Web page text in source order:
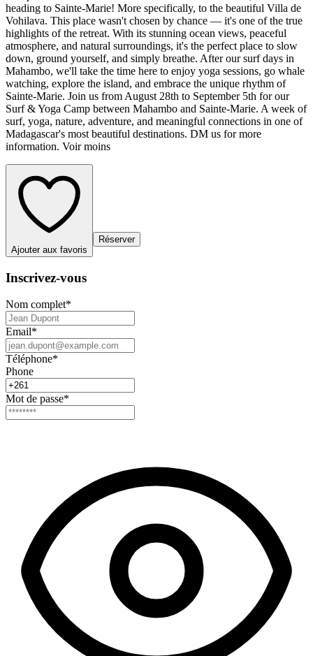
heading to Sainte-Marie! More specifically, to the beautiful Villa de
Vohilava. This place wasn't chosen by chance — it's one of the true
highlights of the retreat. With its stunning ocean views, peaceful
atmosphere, and natural surroundings, it's the perfect place to slow
down, ground yourself, and simply breathe. After our surf days in
Mahambo, we'll take the time here to enjoy yoga sessions, go whale
watching, explore the island, and embrace the unique rhythm of
Sainte-Marie. Join us from August 28th to September 5th for our
Surf & Yoga Camp between Mahambo and Sainte-Marie. A week of
surf, yoga, nature, adventure, and meaningful connections in one of
Madagascar's most beautiful destinations. DM us for more
information. Voir moins
Ajouter aux favoris
Réserver
Inscrivez-vous
Nom complet*
Email*
Téléphone*
Phone
Mot de passe*